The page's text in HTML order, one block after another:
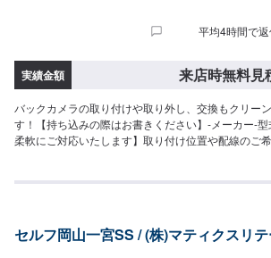
平均4時間で
実績金額 来店時無料見
バックカメラの取り付けや取り外し、交換もクリー
す！【持ち込みの際はお書きください】-メーカー-
柔軟にご対応いたします】取り付け位置や配線のご
況を見てからお見積もりとなります。
セルフ岡山一宮SS / (株)マティクスリ